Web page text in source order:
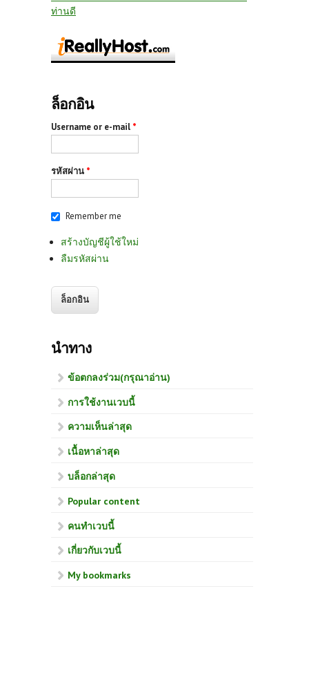
ท่านดี
ล็อกอิน
Username or e-mail *
รหัสผ่าน *
Remember me
สร้างบัญชีผู้ใช้ใหม่
ลืมรหัสผ่าน
นำทาง
ข้อตกลงร่วม(กรุณาอ่าน)
การใช้งานเวบนี้
ความเห็นล่าสุด
เนื้อหาล่าสุด
บล็อกล่าสุด
Popular content
คนทำเวบนี้
เกี่ยวกับเวบนี้
My bookmarks